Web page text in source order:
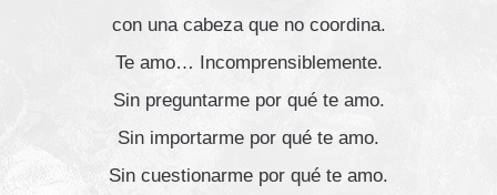
con una cabeza que no coordina.
Te amo… Incomprensiblemente.
Sin preguntarme por qué te amo.
Sin importarme por qué te amo.
Sin cuestionarme por qué te amo.